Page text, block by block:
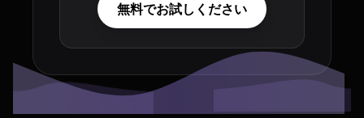
無料でお試しください